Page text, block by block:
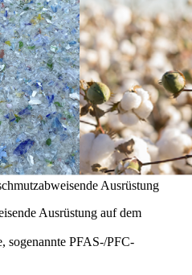
Ausrüstung
Ausrüstung auf dem
sogenannte PFAS-/PFC-